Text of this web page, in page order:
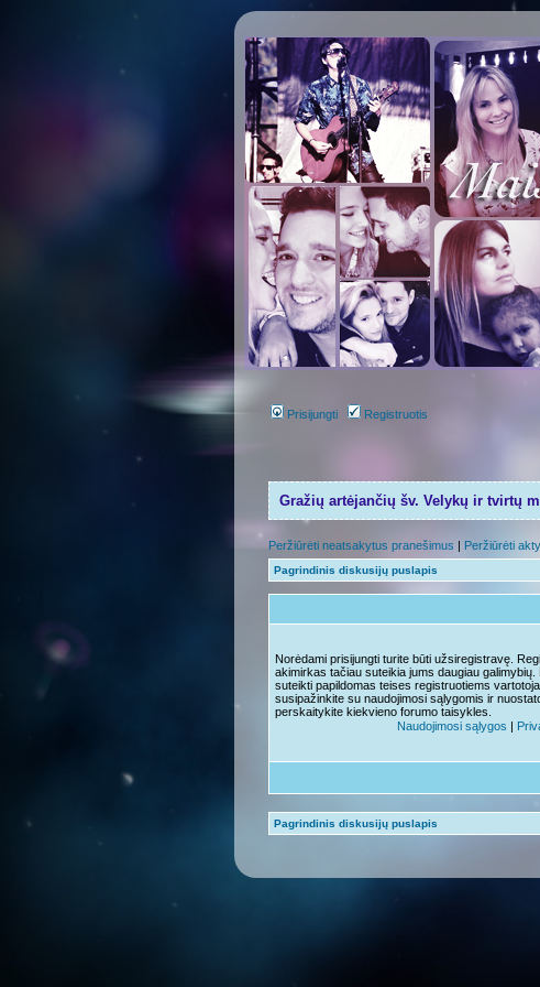
Prisijungti Registruotis
Gražių artėjančių šv. Velykų ir tvirtų
Peržiūrėti neatsakytus pranešimus | Peržiūrėti
Pagrindinis diskusijų puslapis
Norėdami prisijungti turite būti užsiregistravę.
akimirkas tačiau suteikia jums daugiau
suteikti papildomas teises registruotiems
susipažinkite su naudojimosi sąlygomis ir
perskaitykite kiekvieno forumo taisykles.
Naudojimosi sąlygos |
Pagrindinis diskusijų puslapis